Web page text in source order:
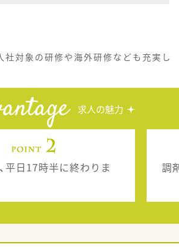
対象の研修や海外研修なども充実し
求人の魅力
平日17時半に終わりま
調